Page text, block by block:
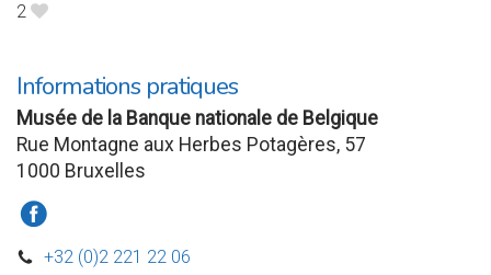
2 B
Informations pratiques
Musée de la Banque nationale de Belgique
Rue Montagne aux Herbes Potagères, 57
1000 Bruxelles
a
D +32 (0)2 221 22 06